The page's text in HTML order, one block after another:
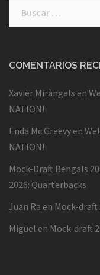
COMENTARIOS
Xavier Miràngels en
NATION!
Enda Mc Greevy en
NATION!
Mock-Draft Bengals
2026: Quarterbacks
Juan Ra en Mock-draft
Miguel en Mock-draft